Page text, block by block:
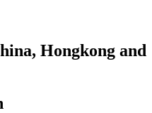
Hongkong and